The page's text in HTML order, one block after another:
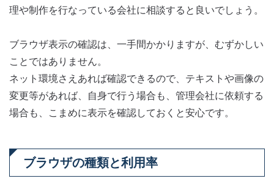
理や制作を行なっている会社に相談すると良いでしょう。
ブラウザ表示の確認は、一手間かかりますが、むずかしい
ことではありません。
ネット環境さえあれば確認できるので、テキストや画像の
変更等があれば、自身で行う場合も、管理会社に依頼する
場合も、こまめに表示を確認しておくと安心です。
ブラウザの種類と利用率